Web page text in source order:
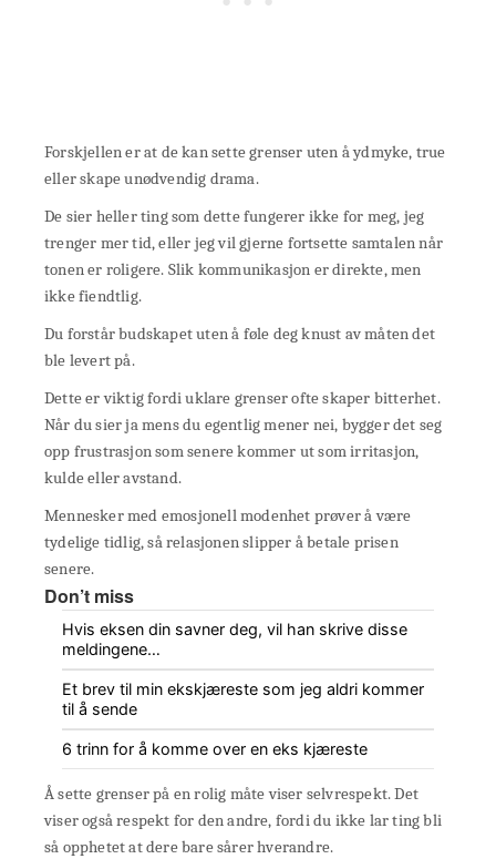
Forskjellen er at de kan sette grenser uten å ydmyke, true
eller skape unødvendig drama.
De sier heller ting som dette fungerer ikke for meg, jeg
trenger mer tid, eller jeg vil gjerne fortsette samtalen når
tonen er roligere. Slik kommunikasjon er direkte, men
ikke fiendtlig.
Du forstår budskapet uten å føle deg knust av måten det
ble levert på.
Dette er viktig fordi uklare grenser ofte skaper bitterhet.
Når du sier ja mens du egentlig mener nei, bygger det seg
opp frustrasjon som senere kommer ut som irritasjon,
kulde eller avstand.
Mennesker med emosjonell modenhet prøver å være
tydelige tidlig, så relasjonen slipper å betale prisen
senere.
Don’t miss
Hvis eksen din savner deg, vil han skrive disse
meldingene…
Et brev til min ekskjæreste som jeg aldri kommer
til å sende
6 trinn for å komme over en eks kjæreste
Å sette grenser på en rolig måte viser selvrespekt. Det
viser også respekt for den andre, fordi du ikke lar ting bli
så opphetet at dere bare sårer hverandre.